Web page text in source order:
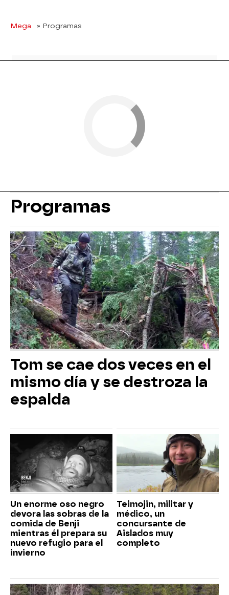
Mega » Programas
Programas
Tom se cae dos veces en el
mismo día y se destroza la
espalda
Un enorme oso negro
devora las sobras de la
comida de Benji
mientras él prepara su
nuevo refugio para el
invierno
Teimojin, militar y
médico, un
concursante de
Aislados muy
completo